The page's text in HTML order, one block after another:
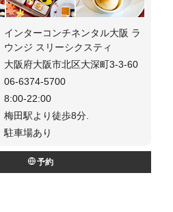
インターコンチネンタル大阪 ラ
ウンジ スリーシクスティ
大阪府大阪市北区大深町3-3-60
06-6374-5700
8:00-22:00
梅田駅より徒歩8分.
駐車場あり
予約